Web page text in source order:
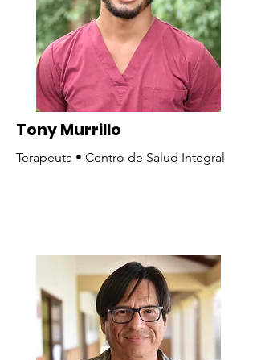
Tony Murrillo
Terapeuta • Centro de Salud Integral